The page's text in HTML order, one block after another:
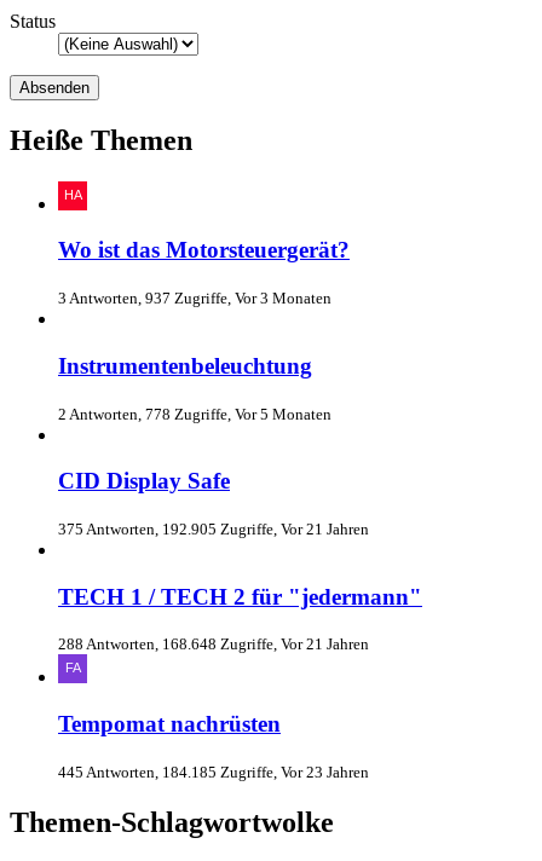
Status
Heiße Themen
Wo ist das Motorsteuergerät?
3 Antworten, 937 Zugriffe, Vor 3 Monaten
Instrumentenbeleuchtung
2 Antworten, 778 Zugriffe, Vor 5 Monaten
CID Display Safe
375 Antworten, 192.905 Zugriffe, Vor 21 Jahren
TECH 1 / TECH 2 für "jedermann"
288 Antworten, 168.648 Zugriffe, Vor 21 Jahren
Tempomat nachrüsten
445 Antworten, 184.185 Zugriffe, Vor 23 Jahren
Themen-Schlagwortwolke